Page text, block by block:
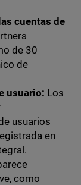
cuentas de
de 30
de
usuario: Los
usuarios
en
como